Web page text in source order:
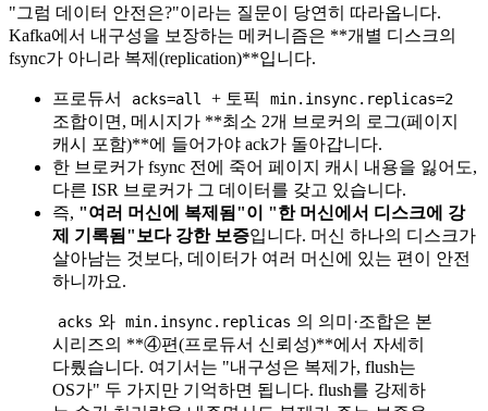
"그럼 데이터 안전은?"이라는 질문이 당연히 따라옵니다.
Kafka에서 내구성을 보장하는 메커니즘은 **개별 디스크의
fsync가 아니라 복제(replication)**입니다.
프로듀서 acks=all + 토픽 min.insync.replicas=2
조합이면, 메시지가 **최소 2개 브로커의 로그(페이지
캐시 포함)**에 들어가야 ack가 돌아갑니다.
한 브로커가 fsync 전에 죽어 페이지 캐시 내용을 잃어도,
다른 ISR 브로커가 그 데이터를 갖고 있습니다.
즉, "여러 머신에 복제됨"이 "한 머신에서 디스크에 강
제 기록됨"보다 강한 보증입니다. 머신 하나의 디스크가
살아남는 것보다, 데이터가 여러 머신에 있는 편이 안전
하니까요.
acks 와 min.insync.replicas 의 의미·조합은 본
시리즈의 **④편(프로듀서 신뢰성)**에서 자세히
다뤘습니다. 여기서는 "내구성은 복제가, flush는
OS가" 두 가지만 기억하면 됩니다. flush를 강제하